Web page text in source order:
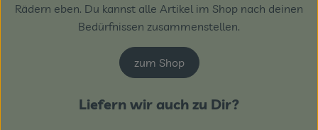
Rädern eben. Du kannst alle Artikel im Shop nach deinen
Bedürfnissen zusammenstellen.
zum Shop
Liefern wir auch zu Dir?